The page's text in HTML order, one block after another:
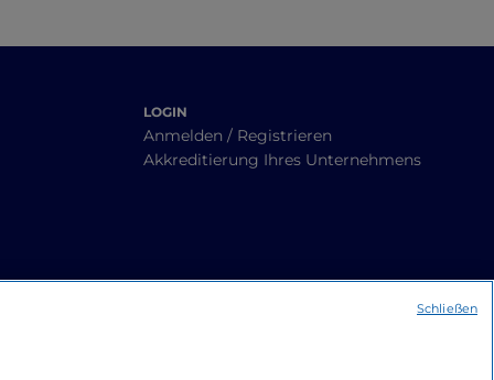
LOGIN
Anmelden / Registrieren
Akkreditierung Ihres Unternehmens
Schließen